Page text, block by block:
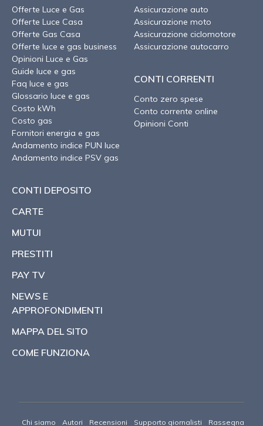
Offerte Luce e Gas
Offerte Luce Casa
Offerte Gas Casa
Offerte luce e gas business
Opinioni Luce e Gas
Guide luce e gas
Faq luce e gas
Glossario luce e gas
Costo kWh
Costo gas
Fornitori energia e gas
Andamento indice PUN luce
Andamento indice PSV gas
Assicurazione auto
Assicurazione moto
Assicurazione ciclomotore
Assicurazione autocarro
CONTI CORRENTI
Conto zero spese
Conto corrente online
Opinioni Conti
CONTI DEPOSITO
CARTE
MUTUI
PRESTITI
PAY TV
NEWS E
APPROFONDIMENTI
MAPPA DEL SITO
COME FUNZIONA
Chi siamo Autori Recensioni Supporto giornalisti Rassegna